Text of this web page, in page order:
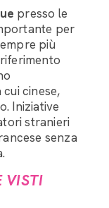
presso le
per
più
cinese,
Iniziative
stranieri
senza
VISTI